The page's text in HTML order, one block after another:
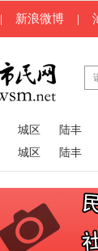
| 新浪微博 |
城区 陆丰
城区 陆丰